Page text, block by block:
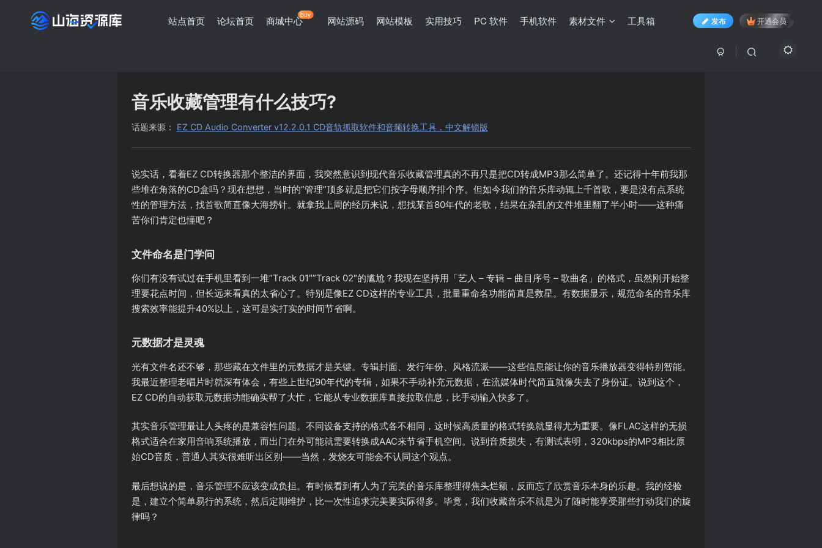
站点首页 论坛首页 商城中心buy 网站源码 网站模板 实用技巧 PC 软件 手机软件 素材文件 工具箱 发布 开通会员
音乐收藏管理有什么技巧?
话题来源： EZ CD Audio Converter v12.2.0.1 CD音轨抓取软件和音频转换工具，中文解锁版
说实话，看着EZ CD转换器那个整洁的界面，我突然意识到现代音乐收藏管理真的不再只是把CD转成MP3那么简单了。还记得十年前我那
些堆在角落的CD盒吗？现在想想，当时的”管理”顶多就是把它们按字母顺序排个序。但如今我们的音乐库动辄上千首歌，要是没有点系统
性的管理方法，找首歌简直像大海捞针。就拿我上周的经历来说，想找某首80年代的老歌，结果在杂乱的文件堆里翻了半小时——这种痛
苦你们肯定也懂吧？
文件命名是门学问
你们有没有试过在手机里看到一堆”Track 01″”Track 02″的尴尬？我现在坚持用「艺人 – 专辑 – 曲目序号 – 歌曲名」的格式，虽然刚开始整
理要花点时间，但长远来看真的太省心了。特别是像EZ CD这样的专业工具，批量重命名功能简直是救星。有数据显示，规范命名的音乐库
搜索效率能提升40%以上，这可是实打实的时间节省啊。
元数据才是灵魂
光有文件名还不够，那些藏在文件里的元数据才是关键。专辑封面、发行年份、风格流派——这些信息能让你的音乐播放器变得特别智能。
我最近整理老唱片时就深有体会，有些上世纪90年代的专辑，如果不手动补充元数据，在流媒体时代简直就像失去了身份证。说到这个，
EZ CD的自动获取元数据功能确实帮了大忙，它能从专业数据库直接拉取信息，比手动输入快多了。
其实音乐管理最让人头疼的是兼容性问题。不同设备支持的格式各不相同，这时候高质量的格式转换就显得尤为重要。像FLAC这样的无损
格式适合在家用音响系统播放，而出门在外可能就需要转换成AAC来节省手机空间。说到音质损失，有测试表明，320kbps的MP3相比原
始CD音质，普通人其实很难听出区别——当然，发烧友可能会不认同这个观点。
最后想说的是，音乐管理不应该变成负担。有时候看到有人为了完美的音乐库整理得焦头烂额，反而忘了欣赏音乐本身的乐趣。我的经验
是，建立个简单易行的系统，然后定期维护，比一次性追求完美要实际得多。毕竟，我们收藏音乐不就是为了随时能享受那些打动我们的旋
律吗？